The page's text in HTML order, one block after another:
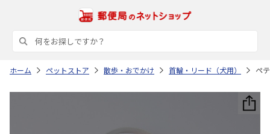
ホーム ペットストア 散歩・おでかけ 首輪・リード（犬用） ペ